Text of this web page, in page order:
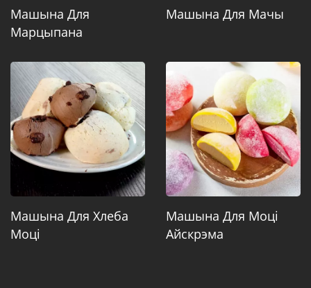
Машына Для
Марцыпана
Машына Для Мачы
Машына Для Хлеба
Моці
Машына Для Моці
Айскрэма